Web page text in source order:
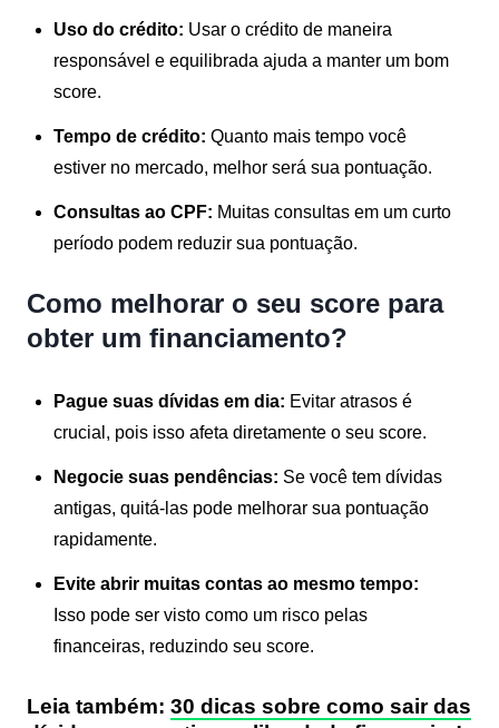
Uso do crédito: Usar o crédito de maneira
responsável e equilibrada ajuda a manter um bom
score.
Tempo de crédito: Quanto mais tempo você
estiver no mercado, melhor será sua pontuação.
Consultas ao CPF: Muitas consultas em um curto
período podem reduzir sua pontuação.
Como melhorar o seu score para
obter um financiamento?
Pague suas dívidas em dia: Evitar atrasos é
crucial, pois isso afeta diretamente o seu score.
Negocie suas pendências: Se você tem dívidas
antigas, quitá-las pode melhorar sua pontuação
rapidamente.
Evite abrir muitas contas ao mesmo tempo:
Isso pode ser visto como um risco pelas
financeiras, reduzindo seu score.
Leia também: 30 dicas sobre como sair das